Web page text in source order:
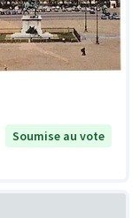
Soumise au vote